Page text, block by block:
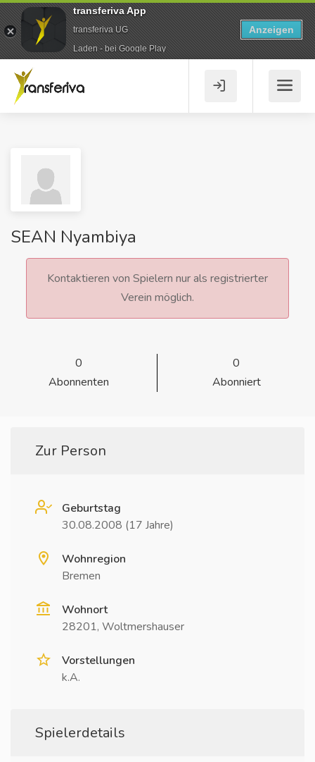
SEAN Nyambiya
Kontaktieren von Spielern nur als registrierter
Verein möglich.
0
Abonnenten
0
Abonniert
Zur Person
Geburtstag
30.08.2008 (17 Jahre)
Wohnregion
Bremen
Wohnort
28201, Woltmershauser
Vorstellungen
k.A.
Spielerdetails
transferiva App
transferiva UG
Laden - bei Google Play
Anzeigen